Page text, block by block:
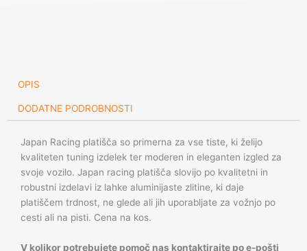
OPIS
DODATNE PODROBNOSTI
Japan Racing platišča so primerna za vse tiste, ki želijo
kvaliteten tuning izdelek ter moderen in eleganten izgled za
svoje vozilo. Japan racing platišča slovijo po kvalitetni in
robustni izdelavi iz lahke aluminijaste zlitine, ki daje
platiščem trdnost, ne glede ali jih uporabljate za vožnjo po
cesti ali na pisti. Cena na kos.
V kolikor potrebujete pomoč nas kontaktirajte po e-pošti